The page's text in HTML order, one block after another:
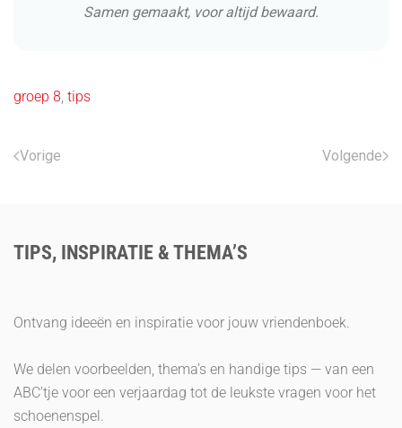
Samen gemaakt, voor altijd bewaard.
groep 8, tips
Vorige Volgende
TIPS, INSPIRATIE & THEMA’S
Ontvang ideeën en inspiratie voor jouw vriendenboek.
We delen voorbeelden, thema’s en handige tips — van een
ABC’tje voor een verjaardag tot de leukste vragen voor het
schoenenspel.